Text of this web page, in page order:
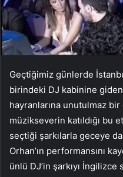
Geçtiğimiz günlerde
birindeki DJ kabinine
hayranlarına unutulmaz
müzikseverin katıldığı bu
seçtiği şarkılarla geceye
Orhan’ın performansını
ünlü DJ’in şarkıyı